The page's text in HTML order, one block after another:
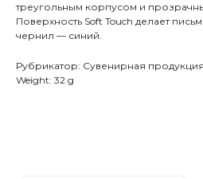
треугольным корпусом и
Поверхность Soft Touch делает
чернил — синий.
Рубрикатор: Сувенирная продукция
Weight: 32 g